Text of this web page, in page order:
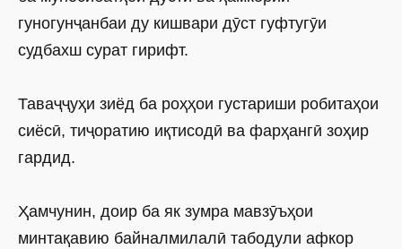
гуногунҷанбаи ду кишвари дӯст гуфтугӯи
судбахш сурат гирифт.
Таваҷҷуҳи зиёд ба роҳҳои густариши робитаҳои
сиёсӣ, тиҷоратию иқтисодӣ ва фарҳангӣ зоҳир
гардид.
Ҳамчунин, доир ба як зумра мавзӯъҳои
минтақавию байналмилалӣ табодули афкор